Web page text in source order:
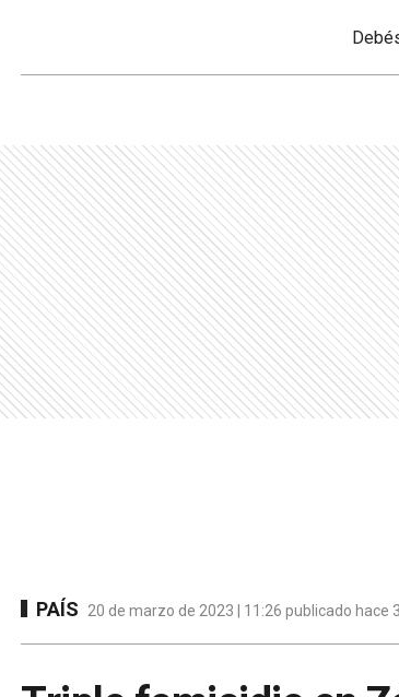
PAÍS 20 de marzo de 2023 | 11:26 publicado hace